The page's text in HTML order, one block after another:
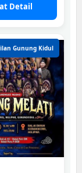
Detail
Gunung Kidul